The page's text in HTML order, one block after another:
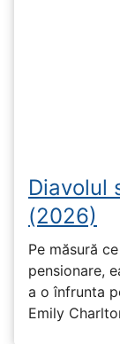
Diavolul
(2026)
Pe măsură
pensionare,
a o înfrunta
Emily